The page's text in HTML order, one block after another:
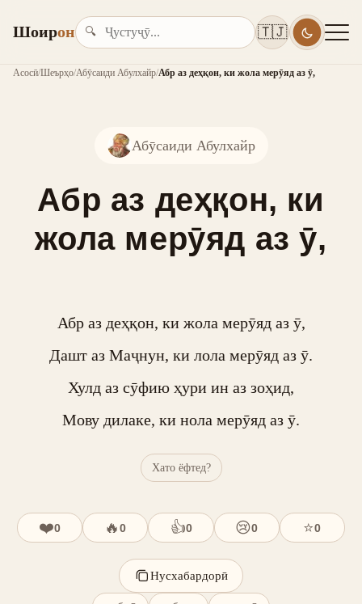
Шоирон 🔍 🇹🇯
Асосӣ/Шеърҳо/Абӯсаиди Абулхайр/Абр аз деҳқон, ки жола мерӯяд аз ӯ,
Абӯсаиди Абулхайр
Абр аз деҳқон, ки
жола мерӯяд аз ӯ,
Абр аз деҳқон, ки жола мерӯяд аз ӯ,
Дашт аз Маҷнун, ки лола мерӯяд аз ӯ.
Хулд аз сӯфию ҳури ин аз зоҳид,
Мову дилаке, ки нола мерӯяд аз ӯ.
Хато ёфтед?
❤️0 🔥0 👍0 😢0 ⭐0
Нусхабардорӣ